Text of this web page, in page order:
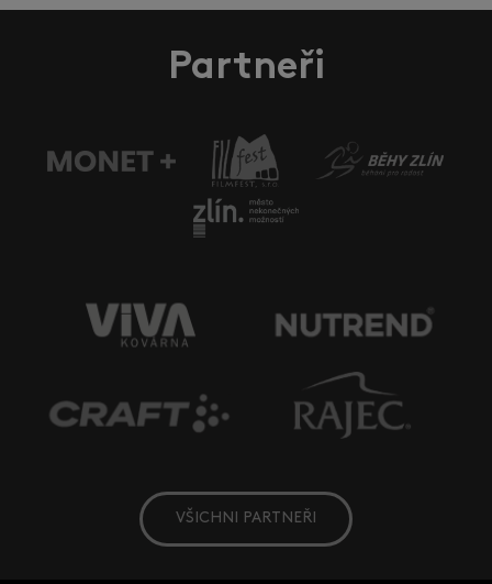
Partneři
VŠICHNI PARTNEŘI